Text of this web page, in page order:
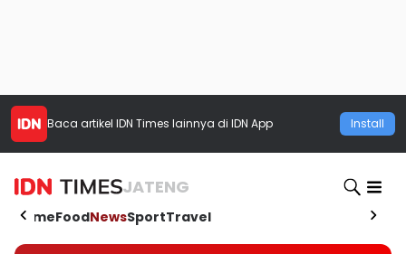
Baca artikel IDN Times lainnya di IDN App Install
JATENG
HomeFoodNewsSportTravel